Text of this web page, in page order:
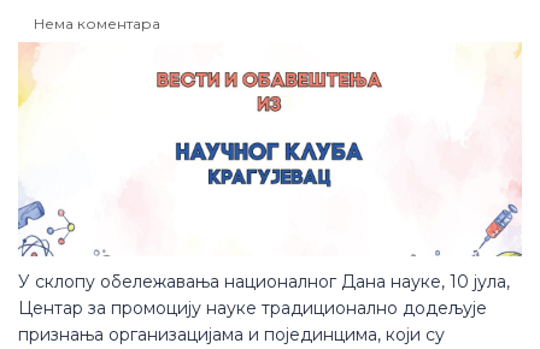
Нема коментара
У склопу обележавања националног Дана науке, 10 јула,
Центар за промоцију науке традиционално додељује
признања организацијама и појединцима, који су